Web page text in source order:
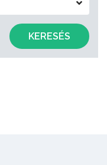
KERESÉS